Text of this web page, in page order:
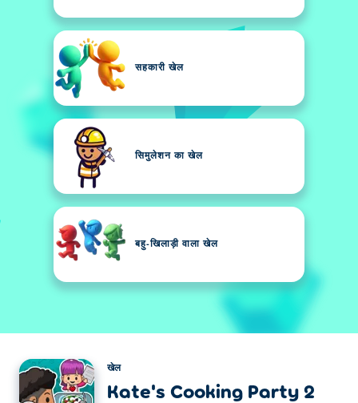
सहकारी खेल
सिमुलेशन का खेल
बहु-खिलाड़ी वाला खेल
खेल
Kate's Cooking Party 2